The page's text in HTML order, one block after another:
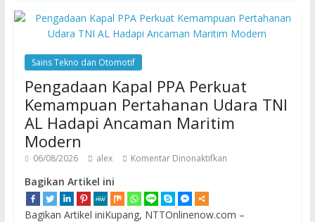
Sains Tekno dan Otomotif
Pengadaan Kapal PPA Perkuat
Kemampuan Pertahanan Udara TNI
AL Hadapi Ancaman Maritim
Modern
06/08/2026 alex Komentar Dinonaktifkan
Bagikan Artikel ini
Bagikan Artikel iniKupang, NTTOnlinenow.com –